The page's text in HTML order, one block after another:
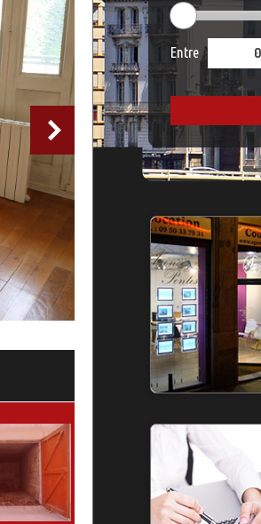
Entre